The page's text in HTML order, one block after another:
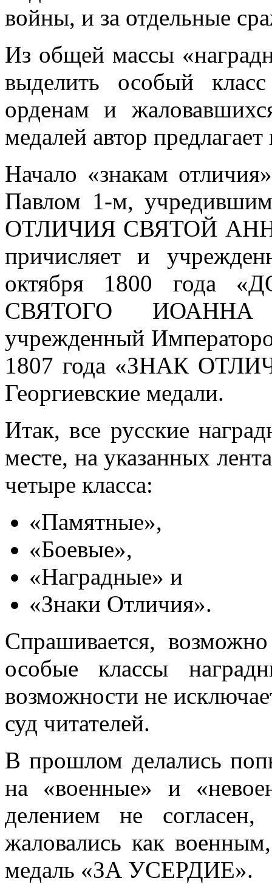
войны, и за отдельные
Из общей массы
выделить особый
орденам и
медалей автор
Начало «знакам
Павлом 1-м,
ОТЛИЧИЯ СВЯТОЙ
причисляет и
октября 1800 года
СВЯТОГО ИОАННА
учрежденный
1807 года «ЗНАК
Георгиевские медали.
Итак, все русские
месте, на указанных
четыре класса:
«Памятные»,
«Боевые»,
«Наградные» и
«Знаки Отличия».
Спрашивается,
особые классы
возможности не
суд читателей.
В прошлом делались
на «военные» и
делением не
жаловались как
медаль «ЗА УСЕРДИЕ».